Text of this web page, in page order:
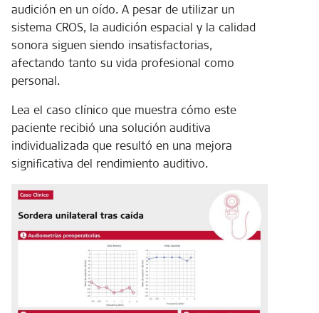
audición en un oído. A pesar de utilizar un
sistema CROS, la audición espacial y la calidad
sonora siguen siendo insatisfactorias,
afectando tanto su vida profesional como
personal.
Lea el caso clínico que muestra cómo este
paciente recibió una solución auditiva
individualizada que resultó en una mejora
significativa del rendimiento auditivo.